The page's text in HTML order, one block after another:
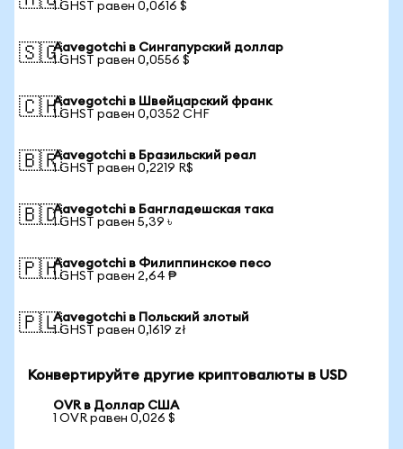
1 GHST равен 0,0616 $
🇸🇬Aavegotchi в Сингапурский доллар
1 GHST равен 0,0556 $
🇨🇭Aavegotchi в Швейцарский франк
1 GHST равен 0,0352 CHF
🇧🇷Aavegotchi в Бразильский реал
1 GHST равен 0,2219 R$
🇧🇩Aavegotchi в Бангладешская така
1 GHST равен 5,39 ৳
🇵🇭Aavegotchi в Филиппинское песо
1 GHST равен 2,64 ₱
🇵🇱Aavegotchi в Польский злотый
1 GHST равен 0,1619 zł
Конвертируйте другие криптовалюты в USD
OVR в Доллар США
1 OVR равен 0,026 $